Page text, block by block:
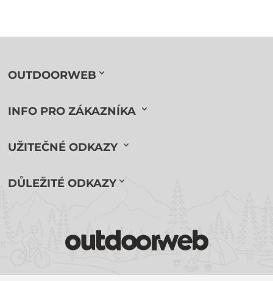
OUTDOORWEB
INFO PRO ZÁKAZNÍKA
UŽITEČNÉ ODKAZY
DŮLEŽITÉ ODKAZY